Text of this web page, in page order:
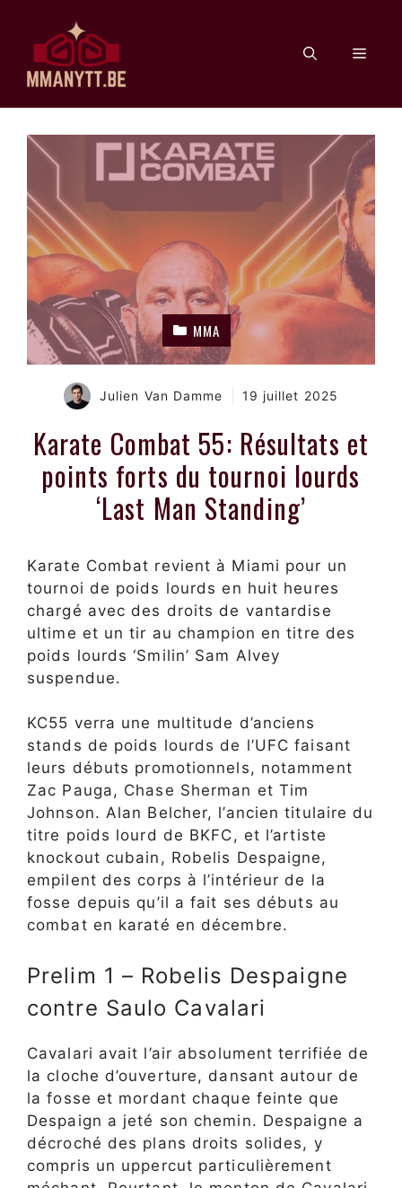
contenu
MMA
Julien Van Damme 19 juillet 2025
Karate Combat 55: Résultats et
points forts du tournoi lourds
‘Last Man Standing’
Karate Combat revient à Miami pour un
tournoi de poids lourds en huit heures
chargé avec des droits de vantardise
ultime et un tir au champion en titre des
poids lourds ‘Smilin’ Sam Alvey
suspendue.
KC55 verra une multitude d’anciens
stands de poids lourds de l’UFC faisant
leurs débuts promotionnels, notamment
Zac Pauga, Chase Sherman et Tim
Johnson. Alan Belcher, l’ancien titulaire du
titre poids lourd de BKFC, et l’artiste
knockout cubain, Robelis Despaigne,
empilent des corps à l’intérieur de la
fosse depuis qu’il a fait ses débuts au
combat en karaté en décembre.
Prelim 1 – Robelis Despaigne
contre Saulo Cavalari
Cavalari avait l’air absolument terrifiée de
la cloche d’ouverture, dansant autour de
la fosse et mordant chaque feinte que
Despaign a jeté son chemin. Despaigne a
décroché des plans droits solides, y
compris un uppercut particulièrement